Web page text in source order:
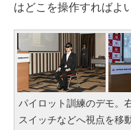
はどこを操作すればよ
パイロット訓練のデモ。
スイッチなどへ視点を移